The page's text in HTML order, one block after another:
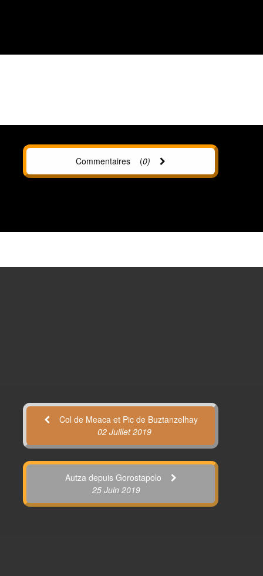
Commentaires (0)
Col de Meaca et Pic de Buztanzelhay
02 Juillet 2019
Autza depuis Gorostapolo
25 Juin 2019